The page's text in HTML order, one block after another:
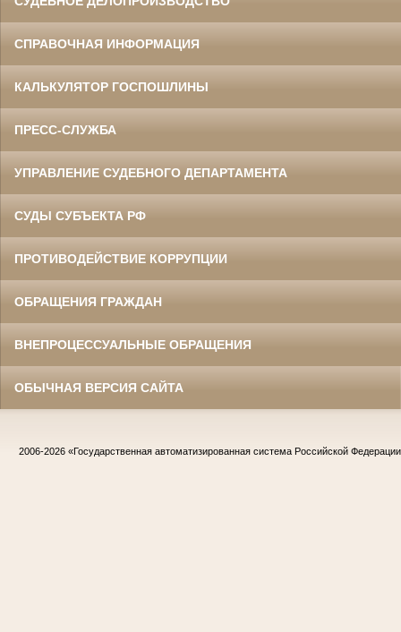
СПРАВОЧНАЯ ИНФОРМАЦИЯ
КАЛЬКУЛЯТОР ГОСПОШЛИНЫ
ПРЕСС-СЛУЖБА
УПРАВЛЕНИЕ СУДЕБНОГО ДЕПАРТАМЕНТА
СУДЫ СУБЪЕКТА РФ
ПРОТИВОДЕЙСТВИЕ КОРРУПЦИИ
ОБРАЩЕНИЯ ГРАЖДАН
ВНЕПРОЦЕССУАЛЬНЫЕ ОБРАЩЕНИЯ
ОБЫЧНАЯ ВЕРСИЯ САЙТА
2006-2026 «Государственная автоматизированная система Российской